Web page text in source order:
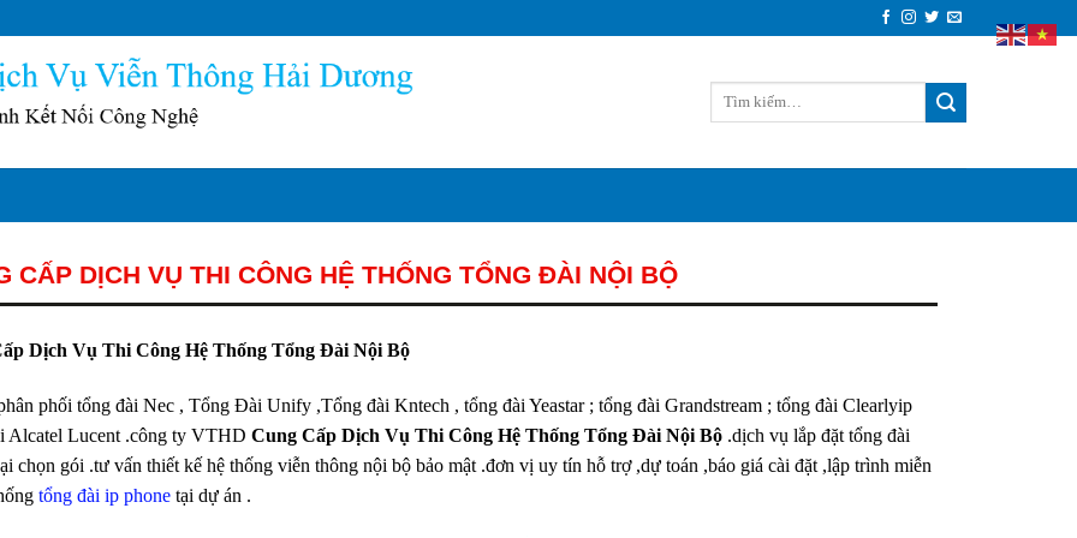
CẤP DỊCH VỤ THI CÔNG HỆ THỐNG TỔNG ĐÀI NỘI BỘ
Dịch Vụ Thi Công Hệ Thống Tổng Đài Nội Bộ
phối tổng đài Nec , Tổng Đài Unify ,Tổng đài Kntech , tổng đài Yeastar ; tổng đài Grandstream ; tổng đài Clearlyip
Alcatel Lucent .công ty VTHD Cung Cấp Dịch Vụ Thi Công Hệ Thống Tổng Đài Nội Bộ .dịch vụ lắp đặt tổng đài
chọn gói .tư vấn thiết kế hệ thống viễn thông nội bộ bảo mật .đơn vị uy tín hỗ trợ ,dự toán ,báo giá cài đặt ,lập trình miễn
tổng đài ip phone tại dự án .